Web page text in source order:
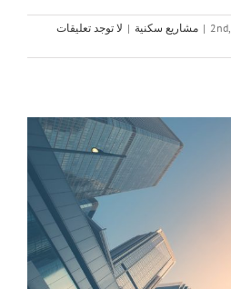
| مشاريع سكنية | لا توجد تعليقات